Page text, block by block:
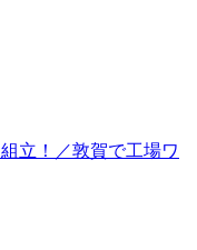
立！／敦賀で工場ワ